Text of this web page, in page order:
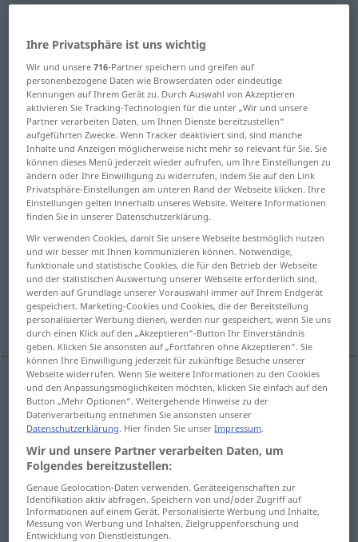
Gerätschaften...
fauler Zauber, ausgemachter Schwindel,
abgekartete Sache...
Spion, Polizeispitzel
Säm-, Setz-, Steckling, Steckreis
Wachstum Haltung, Positur
Anlage Schacht-, GrubenAnlage
Weitere Übersetzungen...
Pflanzef plant BOT
plant
(Betriebs-, Fabrik)Anlagef plantfactory, works
Ihre Privatsphäre ist uns wichtig
Wir und unsere716-Partner speichern und greifen auf
personenbezogene Daten wie Browserdaten oder eindeutige
Kennungen auf Ihrem Gerät zu. Durch Auswahl von Akzeptieren
aktivieren Sie Tracking-Technologien für die unter „Wir und unsere
Partner verarbeiten Daten, um Ihnen Dienste bereitzustellen“
aufgeführten Zwecke. Wenn Tracker deaktiviert sind, sind manche
Inhalte und Anzeigen möglicherweise nicht mehr so relevant für Sie. Sie
können dieses Menü jederzeit wieder aufrufen, um Ihre Einstellungen zu
ändern oder Ihre Einwilligung zu widerrufen, indem Sie auf den Link
Privatsphäre-Einstellungen am unteren Rand der Webseite klicken. Ihre
Einstellungen gelten innerhalb unseres Website. Weitere Informationen
finden Sie in unserer Datenschutzerklärung.
Wir verwenden Cookies, damit Sie unsere Webseite bestmöglich nutzen
und wir besser mit Ihnen kommunizieren können. Notwendige,
funktionale und statistische Cookies, die für den Betrieb der Webseite
und der statistischen Auswertung unserer Webseite erforderlich sind,
werden auf Grundlage unserer Vorauswahl immer auf Ihrem Endgerät
gespeichert. Marketing-Cookies und Cookies, die der Bereitstellung
personalisierter Werbung dienen, werden nur gespeichert, wenn Sie uns
durch einen Klick auf den „Akzeptieren“-Button Ihr Einverständnis
geben. Klicken Sie ansonsten auf „Fortfahren ohne Akzeptieren“. Sie
können Ihre Einwilligung jederzeit für zukünftige Besuche unserer
Webseite widerrufen. Wenn Sie weitere Informationen zu den Cookies
und den Anpassungsmöglichkeiten möchten, klicken Sie einfach auf den
Button „Mehr Optionen“. Weitergehende Hinweise zu der
Datenverarbeitung entnehmen Sie ansonsten unserer
Datenschutzerklärung. Hier finden Sie unserImpressum.
Wir und unsere Partner verarbeiten Daten, um
Folgendes bereitzustellen:
Genaue Geolocation-Daten verwenden. Geräteeigenschaften zur
Identifikation aktiv abfragen. Speichern von und/oder Zugriff auf
Informationen auf einem Gerät. Personalisierte Werbung und Inhalte,
Messung von Werbung und Inhalten, Zielgruppenforschung und
Entwicklung von Dienstleistungen.